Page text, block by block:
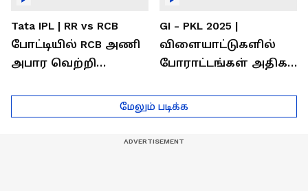
Tata IPL | RR vs RCB
போட்டியில் RCB அணி
அபார வெற்றி
டெல்லி செல்லும் RCB
அணி !
GI - PKL 2025 |
விளையாட்டுகளில்
போராட்டங்கள் அதிகம்
பயிற்சியாளர் பிரீத்தி
ரதி
மேலும் படிக்க